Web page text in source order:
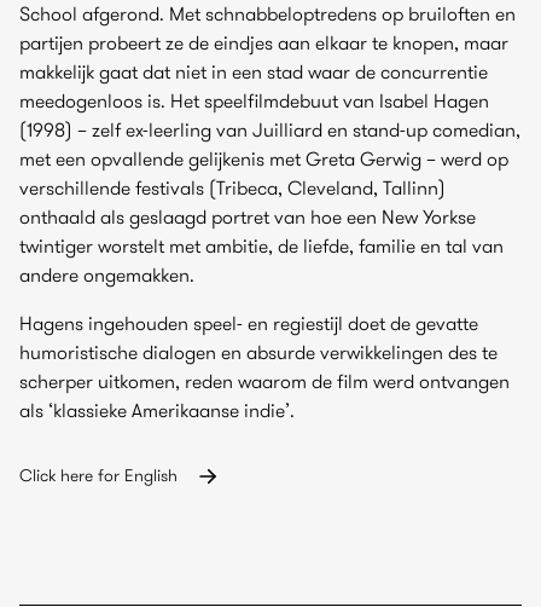
School afgerond. Met schnabbeloptredens op bruiloften en
partijen probeert ze de eindjes aan elkaar te knopen, maar
makkelijk gaat dat niet in een stad waar de concurrentie
meedogenloos is. Het speelfilmdebuut van Isabel Hagen
(1998) – zelf ex-leerling van Juilliard en stand-up comedian,
met een opvallende gelijkenis met Greta Gerwig – werd op
verschillende festivals (Tribeca, Cleveland, Tallinn)
onthaald als geslaagd portret van hoe een New Yorkse
twintiger worstelt met ambitie, de liefde, familie en tal van
andere ongemakken.
Hagens ingehouden speel- en regiestijl doet de gevatte
humoristische dialogen en absurde verwikkelingen des te
scherper uitkomen, reden waarom de film werd ontvangen
als ‘klassieke Amerikaanse indie’.
Click here for English